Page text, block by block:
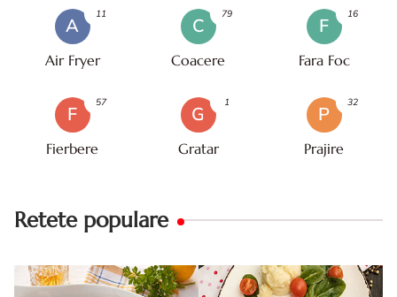
A
Air Fryer
11
C
Coacere
79
F
Fara Foc
16
F
Fierbere
57
G
Gratar
1
P
Prajire
32
Retete populare